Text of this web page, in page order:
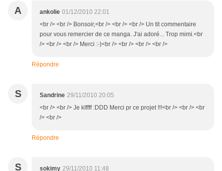
A ankolie 01/12/2010 22:01
<br /> <br /> Bonsoir,<br /> <br /> <br /> Un tit commentaire
pour vous remercier de ce manga. J'ai adoré... Trop mimi.<br
/> <br /> <br /> Merci :-)<br /> <br /> <br /> <br />
Répondre
S Sandrine 29/11/2010 20:05
<br /> <br /> Je kIffff :DDD Merci pr ce projet !!!<br /> <br /> <br
/> <br />
Répondre
S sokimy 29/11/2010 11:48